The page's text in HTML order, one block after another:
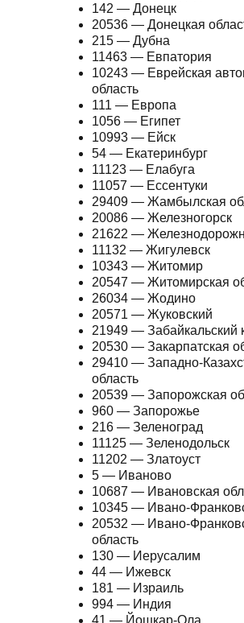
142 — Донецк
20536 — Донецкая
215 — Дубна
11463 — Евпатория
10243 — Еврейская
область
111 — Европа
1056 — Египет
10993 — Ейск
54 — Екатеринбург
11123 — Елабуга
11057 — Ессентуки
29409 — Жамбылская
20086 — Железногорск
21622 —
11132 — Жигулевск
10343 — Житомир
20547 — Житомирская
26034 — Жодино
20571 — Жуковский
21949 — Забайкальский
20530 — Закарпатская
29410 — Западно-
область
20539 — Запорожская
960 — Запорожье
216 — Зеленоград
11125 — Зеленодольск
11202 — Златоуст
5 — Иваново
10687 — Ивановская
10345 — Ивано-
20532 — Ивано-
область
130 — Иерусалим
44 — Ижевск
181 — Израиль
994 — Индия
41 — Йошкар-Ола